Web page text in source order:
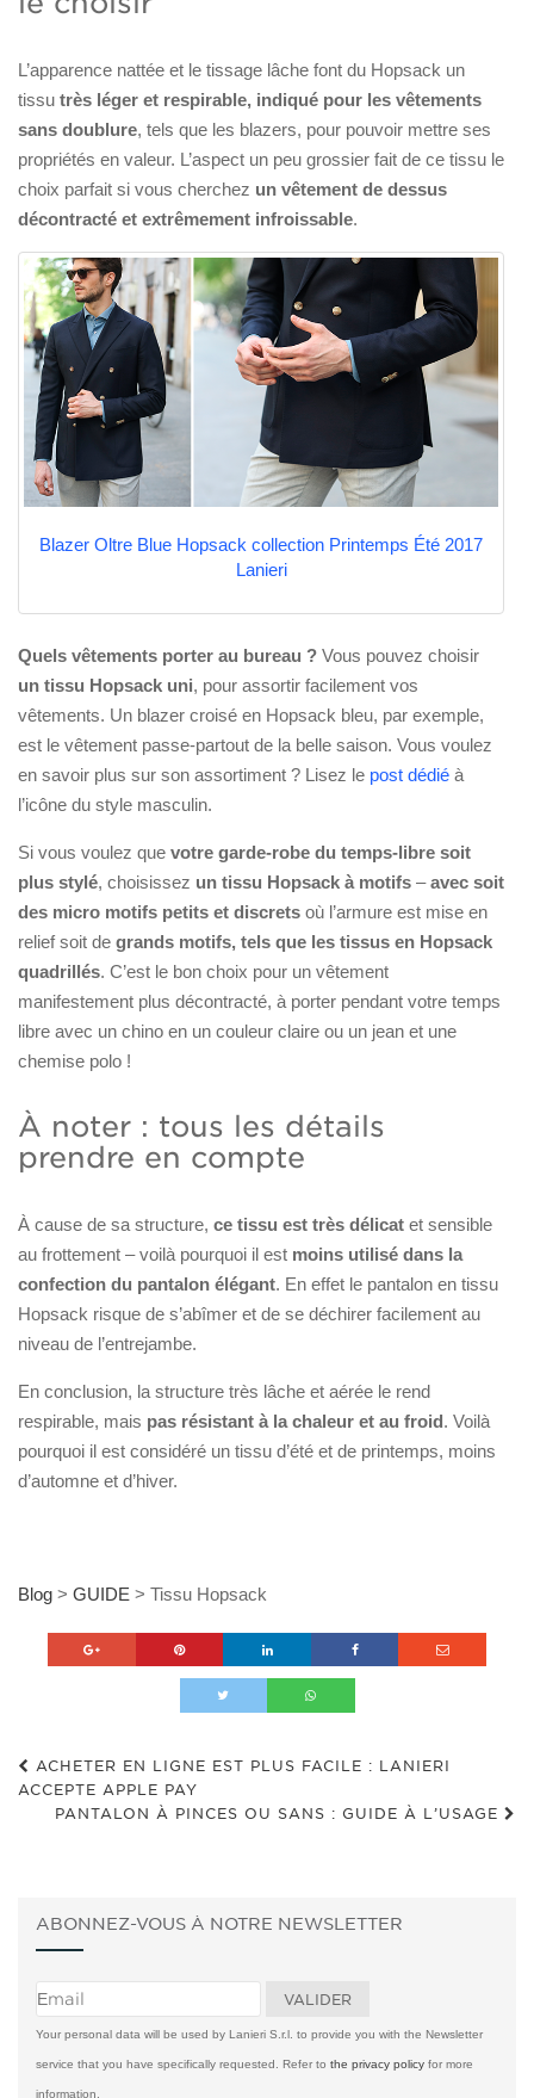
L’apparence nattée et le tissage lâche font du Hopsack un
tissu très léger et respirable, indiqué pour les vêtements
sans doublure, tels que les blazers, pour pouvoir mettre ses
propriétés en valeur. L’aspect un peu grossier fait de ce tissu le
choix parfait si vous cherchez un vêtement de dessus
décontracté et extrêmement infroissable.
Blazer Oltre Blue Hopsack collection Printemps Été 2017
Lanieri
Quels vêtements porter au bureau ? Vous pouvez choisir
un tissu Hopsack uni, pour assortir facilement vos
vêtements. Un blazer croisé en Hopsack bleu, par exemple,
est le vêtement passe-partout de la belle saison. Vous voulez
en savoir plus sur son assortiment ? Lisez le post dédié à
l’icône du style masculin.
Si vous voulez que votre garde-robe du temps-libre soit
plus stylé, choisissez un tissu Hopsack à motifs –avec soit
des micro motifs petits et discrets où l’armure est mise en
relief soit de grands motifs, tels que les tissus en Hopsack
quadrillés. C’est le bon choix pour un vêtement
manifestement plus décontracté, à porter pendant votre temps
libre avec un chino en un couleur claire ou un jean et une
chemise polo !
À noter : tous les détails
prendre en compte
À cause de sa structure, ce tissu est très délicat et sensible
au frottement – voilà pourquoi il est moins utilisé dans la
confection du pantalon élégant. En effet le pantalon en tissu
Hopsack risque de s’abîmer et de se déchirer facilement au
niveau de l’entrejambe.
En conclusion, la structure très lâche et aérée le rend
respirable, mais pas résistant à la chaleur et au froid. Voilà
pourquoi il est considéré un tissu d’été et de printemps, moins
d’automne et d’hiver.
Blog > GUIDE > Tissu Hopsack
ACHETER EN LIGNE EST PLUS FACILE : LANIERI
ACCEPTE APPLE PAY
PANTALON À PINCES OU SANS : GUIDE À L’USAGE
ABONNEZ-VOUS À NOTRE NEWSLETTER
Your personal data will be used by Lanieri S.r.l. to provide you with the Newsletter
service that you have specifically requested. Refer to the privacy policy for more
information.